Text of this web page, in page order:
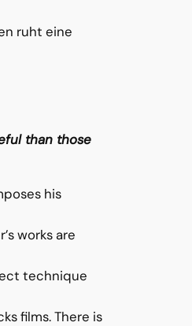
ruht eine
than those
his
works are
technique
films. There is